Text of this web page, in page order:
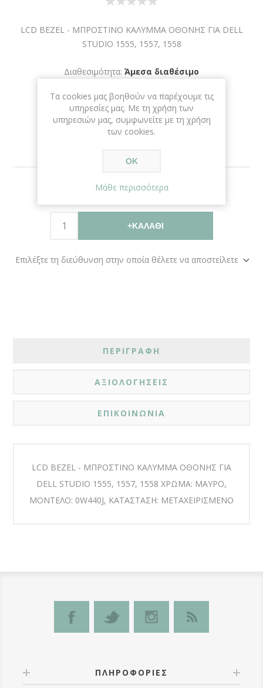
LCD BEZEL - ΜΠΡΟΣΤΙΝΟ ΚΑΛΥΜΜΑ ΟΘΟΝΗΣ ΓΙΑ DELL
STUDIO 1555, 1557, 1558
Διαθεσιμότητα: Άμεσα διαθέσιμο
ΚΩΔΙΚΟΣ ΠΡΟΪΟΝΤΟΣ: K-10100
€20,00
+ΚΑΛΆΘΙ
Επιλέξτε τη διεύθυνση στην οποία θέλετε να αποστείλετε
ΠΕΡΙΓΡΑΦΗ
ΑΞΙΟΛΟΓΗΣΕΙΣ
ΕΠΙΚΟΙΝΩΝΙΑ
LCD BEZEL - ΜΠΡΟΣΤΙΝΟ ΚΑΛΥΜΜΑ ΟΘΟΝΗΣ ΓΙΑ
DELL STUDIO 1555, 1557, 1558 ΧΡΩΜΑ: ΜΑΥΡΟ,
ΜΟΝΤΕΛΟ: 0W440J, ΚΑΤΑΣΤΑΣΗ: ΜΕΤΑΧΕΙΡΙΣΜΕΝΟ
ΠΛΗΡΟΦΟΡΊΕΣ
Τα cookies μας βοηθούν να παρέχουμε τις
υπηρεσίες μας. Με τη χρήση των
υπηρεσιών μας, συμφωνείτε με τη χρήση
των cookies.
ΟΚ
Μάθε περισσότερα